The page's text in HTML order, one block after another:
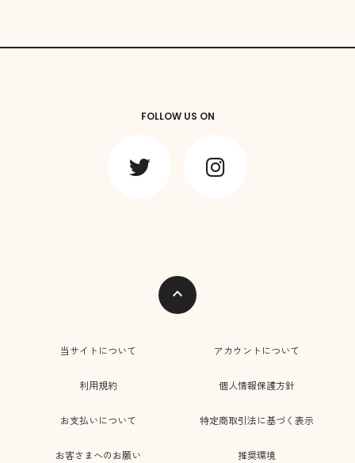
FOLLOW US ON
expand_less
当サイトについて アカウントについて
利用規約 個人情報保護方針
お支払いについて 特定商取引法に基づく表示
お客さまへのお願い 推奨環境